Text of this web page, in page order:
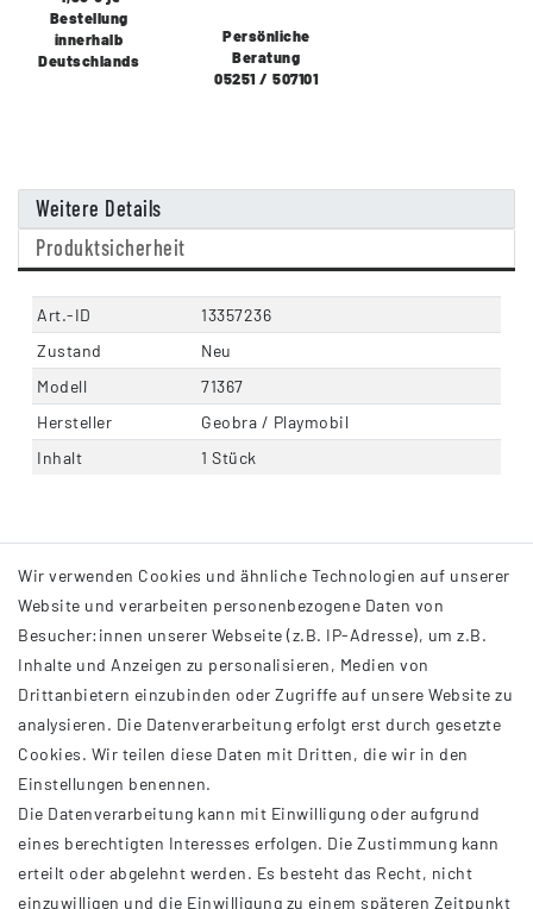
Bestellung
innerhalb
Deutschlands
Persönliche
Beratung
05251 / 507101
Weitere Details
Produktsicherheit
Art.-ID
13357236
Zustand
Neu
Modell
71367
Hersteller
Geobra / Playmobil
Inhalt
1 Stück
INFORMATIONEN
AGB
Impressum
Datenschutzerklärung
Widerrufsrecht
Wir verwenden Cookies und ähnliche Technologien auf unserer
Website und verarbeiten personenbezogene Daten von
Besucher:innen unserer Webseite (z.B. IP-Adresse), um z.B.
Inhalte und Anzeigen zu personalisieren, Medien von
Drittanbietern einzubinden oder Zugriffe auf unsere Website zu
analysieren. Die Datenverarbeitung erfolgt erst durch gesetzte
Cookies. Wir teilen diese Daten mit Dritten, die wir in den
Einstellungen benennen.
Die Datenverarbeitung kann mit Einwilligung oder aufgrund
eines berechtigten Interesses erfolgen. Die Zustimmung kann
erteilt oder abgelehnt werden. Es besteht das Recht, nicht
einzuwilligen und die Einwilligung zu einem späteren Zeitpunkt